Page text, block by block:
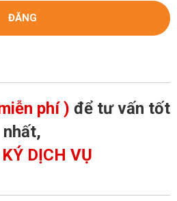
phí ) để tư vấn tốt
nhất,
DỊCH VỤ